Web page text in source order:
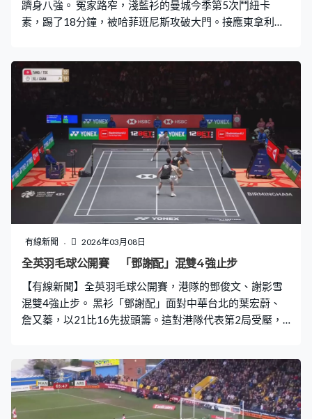
躋身八強。 冤家路窄，淺藍衫的曼城今季第5次鬥紐卡
素，踢了18分鐘，被哈菲班尼斯攻破大門。接應東拿利漂
立撞入，39分鐘扳平。 領隊哥迪奧拿賽前形容作客聖占士
是「噩夢」，但事實證明，他們才是紐卡素的「噩夢」。
今年頭3次碰頭都贏，來到足總盃都不例外。換邊後輪到馬
莫殊表演，近門一控一抽，47分鐘為曼城反超前。這位27
歲埃及國腳65分鐘好事成雙，禁區頂勁射入網。近6次對
紐卡素入了7球，協助曼城反勝3比1，繼聯賽盃後再淘汰
對方。
有線新聞 2026年03月08日
全英羽毛球公開賽 「鄧謝配」混雙4強止步
【有線新聞】全英羽毛球公開賽，港隊的鄧俊文、謝影雪
混雙4強止步。 黑衫「鄧謝配」面對中華台北的葉宏蔚、
詹又蓁，以21比16先拔頭籌。這對港隊代表第2局受壓，
13比21。打了65分鐘，局數1比2，無緣決賽，4強仍創下
他們在全英賽最佳成績。